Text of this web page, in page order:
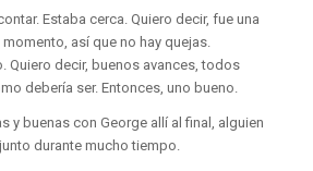
Estaba cerca. Quiero decir, fue una
así que no hay quejas.
Quiero decir, buenos avances, todos
debería ser. Entonces, uno bueno.
y buenas con George allí al final, alguien
durante mucho tiempo.